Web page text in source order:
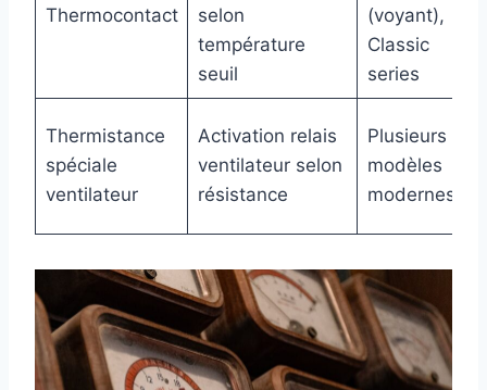
Thermocontact
selon
température
seuil
(voyant),
Classic
series
Thermistance
spéciale
ventilateur
Activation relais
ventilateur selon
résistance
Plusieurs
modèles
modernes